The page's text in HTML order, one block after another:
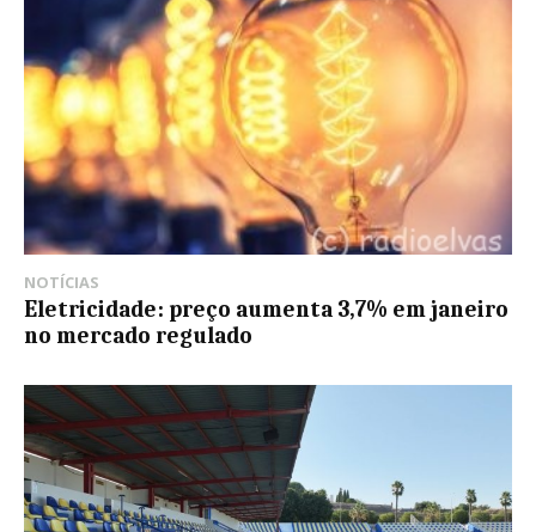
NOTÍCIAS
Eletricidade: preço aumenta 3,7% em janeiro
no mercado regulado